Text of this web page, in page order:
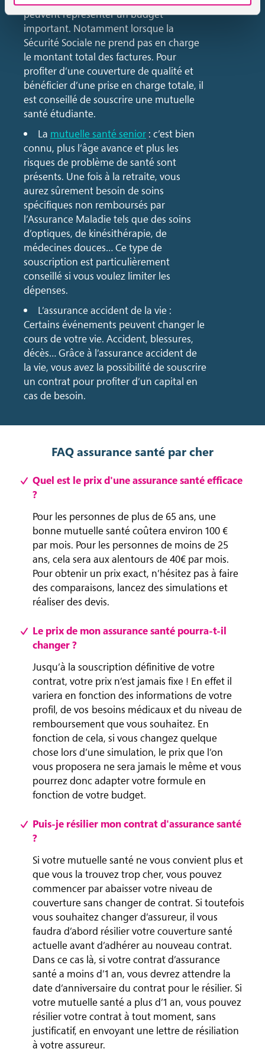
peuvent représenter un budget
important. Notamment lorsque la
Sécurité Sociale ne prend pas en charge
le montant total des factures. Pour
profiter d’une couverture de qualité et
bénéficier d’une prise en charge totale, il
est conseillé de souscrire une mutuelle
santé étudiante.
La mutuelle santé senior : c’est bien
connu, plus l’âge avance et plus les
risques de problème de santé sont
présents. Une fois à la retraite, vous
aurez sûrement besoin de soins
spécifiques non remboursés par
l’Assurance Maladie tels que des soins
d’optiques, de kinésithérapie, de
médecines douces… Ce type de
souscription est particulièrement
conseillé si vous voulez limiter les
dépenses.
L’assurance accident de la vie :
Certains événements peuvent changer le
cours de votre vie. Accident, blessures,
décès… Grâce à l’assurance accident de
la vie, vous avez la possibilité de souscrire
un contrat pour profiter d’un capital en
cas de besoin.
FAQ assurance santé par cher
Quel est le prix d'une assurance santé efficace
?
Pour les personnes de plus de 65 ans, une
bonne mutuelle santé coûtera environ 100 €
par mois. Pour les personnes de moins de 25
ans, cela sera aux alentours de 40€ par mois.
Pour obtenir un prix exact, n’hésitez pas à faire
des comparaisons, lancez des simulations et
réaliser des devis.
Le prix de mon assurance santé pourra-t-il
changer ?
Jusqu’à la souscription définitive de votre
contrat, votre prix n’est jamais fixe ! En effet il
variera en fonction des informations de votre
profil, de vos besoins médicaux et du niveau de
remboursement que vous souhaitez. En
fonction de cela, si vous changez quelque
chose lors d’une simulation, le prix que l’on
vous proposera ne sera jamais le même et vous
pourrez donc adapter votre formule en
fonction de votre budget.
Puis-je résilier mon contrat d'assurance santé
?
Si votre mutuelle santé ne vous convient plus et
que vous la trouvez trop cher, vous pouvez
commencer par abaisser votre niveau de
couverture sans changer de contrat. Si toutefois
vous souhaitez changer d’assureur, il vous
faudra d’abord résilier votre couverture santé
actuelle avant d’adhérer au nouveau contrat.
Dans ce cas là, si votre contrat d’assurance
santé a moins d’1 an, vous devrez attendre la
date d’anniversaire du contrat pour le résilier. Si
votre mutuelle santé a plus d’1 an, vous pouvez
résilier votre contrat à tout moment, sans
justificatif, en envoyant une lettre de résiliation
à votre assureur.